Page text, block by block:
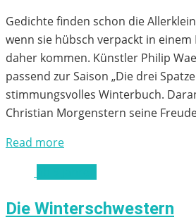
Gedichte finden schon die
wenn sie hübsch verpackt in
daher kommen. Künstler Philip
passend zur Saison „Die drei
stimmungsvolles Winterbuch.
Christian Morgenstern seine
Read more
Die Winterschwestern